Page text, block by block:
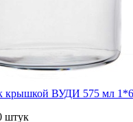
крышкой ВУДИ 575 мл
штук